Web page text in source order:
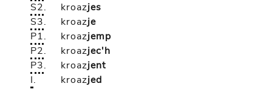
S2. kroazjes
S3. kroazje
P1. kroazjemp
P2. kroazjec'h
P3. kroazjent
I. kroazjed